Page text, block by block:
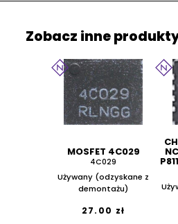
Zobacz inne
MOSFET 4C029
4C029
Używany (odzyskane z
demontażu)
27.00 zł